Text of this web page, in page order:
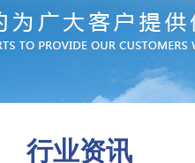
行业资讯